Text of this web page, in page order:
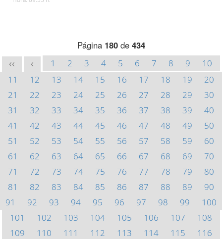
Página 180de 434
<< < 1 2 3 4 5 6 7 8 9
10
11
12 13 14 15 16 17 18 19
20
21
22 23 24 25 26 27 28 29
30
31
32 33 34 35 36 37 38 39
40
41
42 43 44 45 46 47 48 49
50
51
52 53 54 55 56 57 58 59
60
61
62 63 64 65 66 67 68 69
70
71
72 73 74 75 76 77 78 79
80
81
82 83 84 85 86 87 88 89
90
91
92 93 94 95 96 97 98 99
100
101
102 103 104 105 106 107
108
109
110 111 112 113 114 115
116